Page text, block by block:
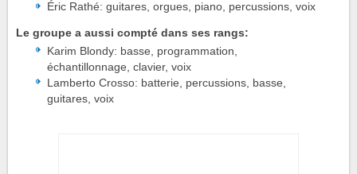
Éric Rathé: guitares, orgues, piano, percussions, voix
Le groupe a aussi compté dans ses rangs:
Karim Blondy: basse, programmation,
échantillonnage, clavier, voix
Lamberto Crosso: batterie, percussions, basse,
guitares, voix